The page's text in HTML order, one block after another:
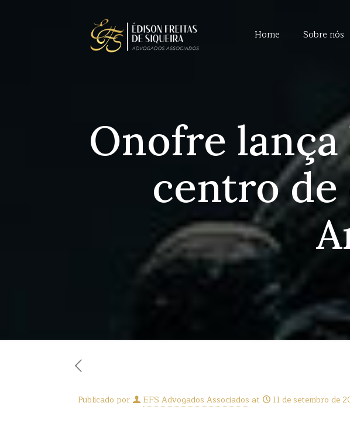
Home Sobre nós
Onofre
centro
Publicado por EFS Advogados Associados at 11 de setembro de